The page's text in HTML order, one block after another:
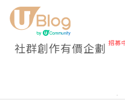
社群創作有價企劃